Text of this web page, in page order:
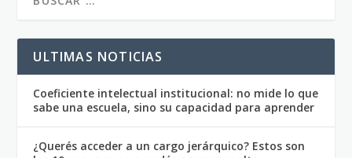
ULTIMAS NOTICIAS
Coeficiente intelectual institucional: no mide lo que
sabe una escuela, sino su capacidad para aprender
¿Querés acceder a un cargo jerárquico? Estos son